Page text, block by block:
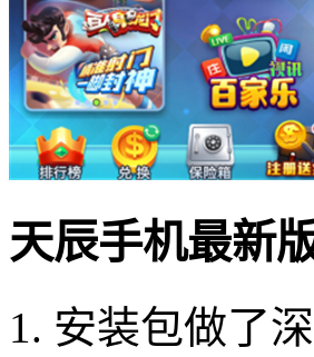
天辰手机最新
1. 安装包做了